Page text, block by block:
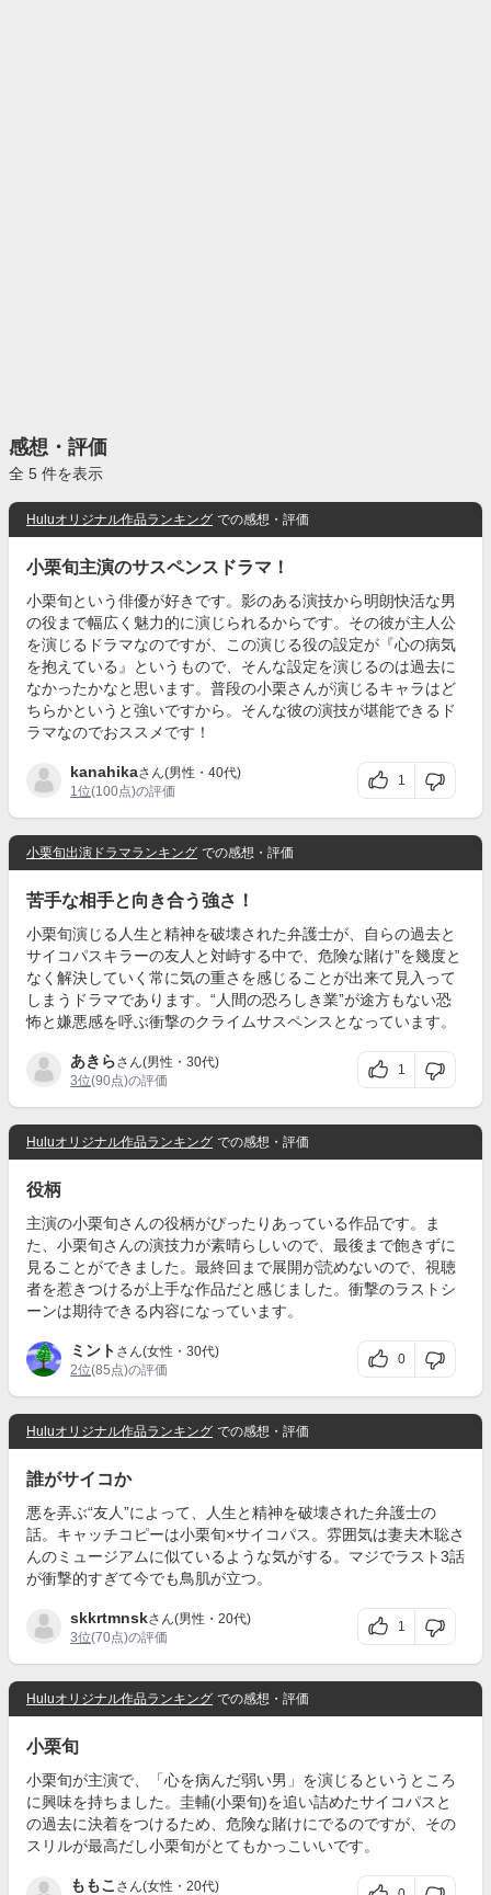
感想・評価
全 5 件を表示
Huluオリジナル作品ランキング での感想・評価
小栗旬主演のサスペンスドラマ！
小栗旬という俳優が好きです。影のある演技から明朗快活な男
の役まで幅広く魅力的に演じられるからです。その彼が主人公
を演じるドラマなのですが、この演じる役の設定が『心の病気
を抱えている』というもので、そんな設定を演じるのは過去に
なかったかなと思います。普段の小栗さんが演じるキャラはど
ちらかというと強いですから。そんな彼の演技が堪能できるド
ラマなのでおススメです！
kanahikaさん(男性・40代)
1位(100点)の評価
1
小栗旬出演ドラマランキング での感想・評価
苦手な相手と向き合う強さ！
小栗旬演じる人生と精神を破壊された弁護士が、自らの過去と
サイコパスキラーの友人と対峙する中で、危険な賭け”を幾度と
なく解決していく常に気の重さを感じることが出来て見入って
しまうドラマであります。“人間の恐ろしき業”が途方もない恐
怖と嫌悪感を呼ぶ衝撃のクライムサスペンスとなっています。
あきらさん(男性・30代)
3位(90点)の評価
1
Huluオリジナル作品ランキング での感想・評価
役柄
主演の小栗旬さんの役柄がぴったりあっている作品です。ま
た、小栗旬さんの演技力が素晴らしいので、最後まで飽きずに
見ることができました。最終回まで展開が読めないので、視聴
者を惹きつけるが上手な作品だと感じました。衝撃のラストシ
ーンは期待できる内容になっています。
ミント さん(女性・30代)
2位(85点)の評価
0
Huluオリジナル作品ランキング での感想・評価
誰がサイコか
悪を弄ぶ“友人”によって、人生と精神を破壊された弁護士の
話。キャッチコピーは小栗旬×サイコパス。雰囲気は妻夫木聡さ
んのミュージアムに似ているような気がする。マジでラスト3話
が衝撃的すぎて今でも鳥肌が立つ。
skkrtmnskさん(男性・20代)
3位(70点)の評価
1
Huluオリジナル作品ランキング での感想・評価
小栗旬
小栗旬が主演で、「心を病んだ弱い男」を演じるというところ
に興味を持ちました。圭輔(小栗旬)を追い詰めたサイコパスと
の過去に決着をつけるため、危険な賭けにでるのですが、その
スリルが最高だし小栗旬がとてもかっこいいです。
ももこ さん(女性・20代)